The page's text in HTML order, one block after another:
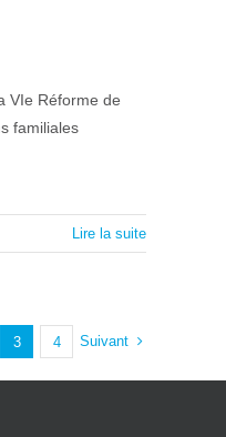
VIe Réforme de
familiales
Lire la suite
3 4 Suivant